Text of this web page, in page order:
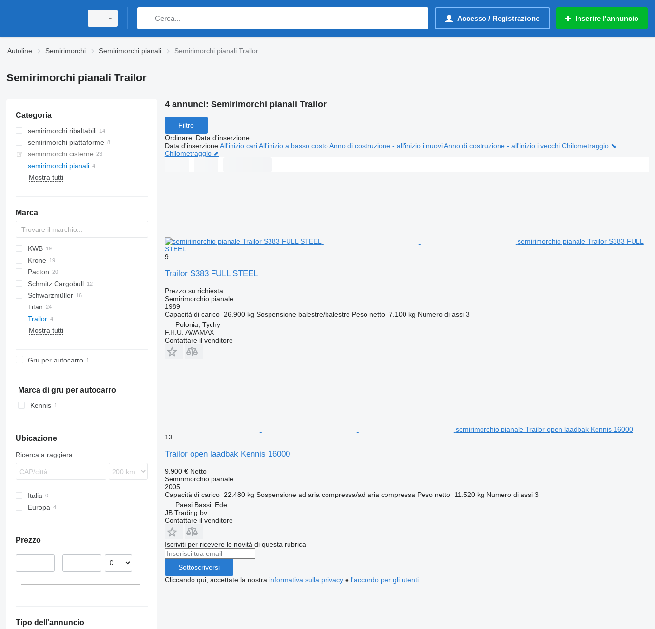
Accesso / Registrazione Inserire l'annuncio
Autoline Semirimorchi Semirimorchi pianali Semirimorchi pianali Trailor
Semirimorchi pianali Trailor
Categoria
semirimorchi ribaltabili
semirimorchi piattaforme
semirimorchi cisterne
semirimorchi pianali
Mostra tutti
Marca
PS
2 series
TXA
SDS
SZS
FLO
DRO
KWB
D-series
SP
Krone
SD
SDP
SZ
S 24
SN
O-3
MPS
SPL
OVB
Pacton
T-series
TPD
TXD
NV
Schmitz Cargobull
S-series
SCB
SCS
SPR
Schwarzmüller
S1
SPA
Titan
Trailor
VHLO
VO
NS
D-series
Mostra tutti
Gru per autocarro
Marca di gru per autocarro
Kennis
Ubicazione
Ricerca a raggiera
Italia
Europa
Prezzo
–
Tipo dell'annuncio
4 annunci: Semirimorchi pianali Trailor
Filtro
Ordinare: Data d'inserzione
Data d'inserzione All'inizio cari All'inizio a basso costo Anno di costruzione - all'inizio i nuovi Anno di costruzione - all'inizio i vecchi Chilometraggio ⬊
Chilometraggio ⬈
semirimorchio pianale Trailor S383 FULL
STEEL
9
Trailor S383 FULL STEEL
Prezzo su richiesta
Semirimorchio pianale
1989
Capacità di carico 26.900 kg Sospensione balestre/balestre Peso netto 7.100 kg Numero di assi 3
Polonia, Tychy
F.H.U. AWAMAX
Contattare il venditore
semirimorchio pianale Trailor open laadbak Kennis 16000
13
Trailor open laadbak Kennis 16000
9.900 € Netto
Semirimorchio pianale
2005
Capacità di carico 22.480 kg Sospensione ad aria compressa/ad aria compressa Peso netto 11.520 kg Numero di assi 3
Paesi Bassi, Ede
JB Trading bv
Contattare il venditore
Iscriviti per ricevere le novità di questa rubrica
Sottoscriversi
Cliccando qui, accettate la nostra informativa sulla privacye l'accordo per gli utenti.